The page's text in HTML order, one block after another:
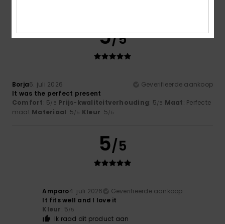
5/5
Borja6. juli 2026
Geverifieerde aankoop
It was the perfect present
Comfort: 5/5 Prijs-kwaliteitverhouding: 5/5 Maat: Perfecte
maat Materiaal: 5/5 Kleur: 5/5
5/5
Amparo4. juli 2026
Geverifieerde aankoop
It fits well and I love it
Kleur: 5/5
Ik raad dit product aan